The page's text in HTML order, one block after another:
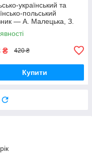
український та
польський
— А. Малецька, З.
(100 000 слів,
обкладинка)
₴ 420 ₴
Купити